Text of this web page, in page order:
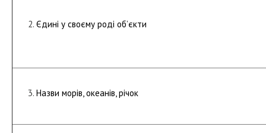
Єдині у своєму роді об’єкти
Назви морів, океанів, річок